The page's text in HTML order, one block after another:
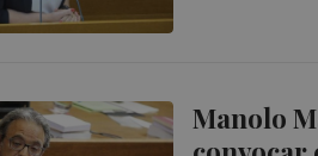
Manolo